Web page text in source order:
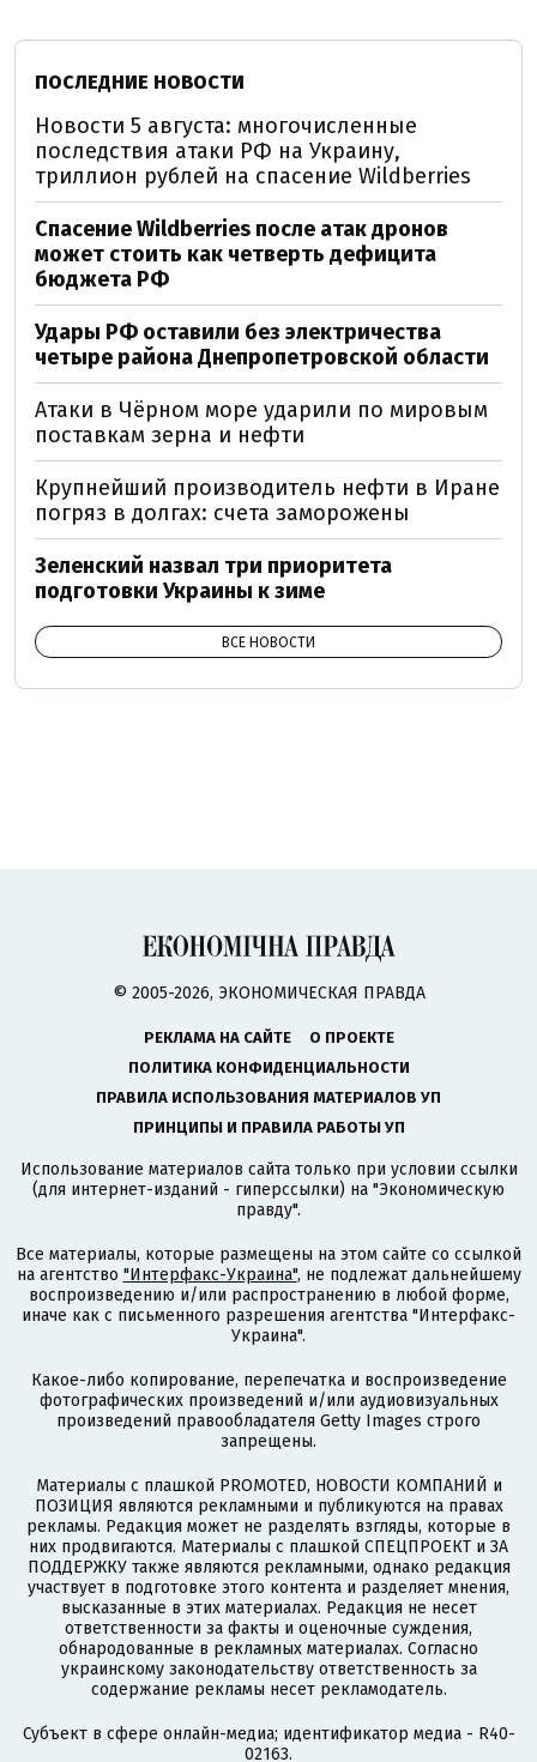
ПОСЛЕДНИЕ НОВОСТИ
Новости 5 августа: многочисленные
последствия атаки РФ на Украину,
триллион рублей на спасение Wildberries
Спасение Wildberries после атак дронов
может стоить как четверть дефицита
бюджета РФ
Удары РФ оставили без электричества
четыре района Днепропетровской области
Атаки в Чёрном море ударили по мировым
поставкам зерна и нефти
Крупнейший производитель нефти в Иране
погряз в долгах: счета заморожены
Зеленский назвал три приоритета
подготовки Украины к зиме
ВСЕ НОВОСТИ
© 2005-2026, ЭКОНОМИЧЕСКАЯ ПРАВДА
РЕКЛАМА НА САЙТЕ
О ПРОЕКТЕ
ПОЛИТИКА КОНФИДЕНЦИАЛЬНОСТИ
ПРАВИЛА ИСПОЛЬЗОВАНИЯ МАТЕРИАЛОВ УП
ПРИНЦИПЫ И ПРАВИЛА РАБОТЫ УП
Использование материалов сайта только при условии ссылки
(для интернет-изданий - гиперссылки) на "Экономическую
правду".
Все материалы, которые размещены на этом сайте со ссылкой
на агентство "Интерфакс-Украина", не подлежат дальнейшему
воспроизведению и/или распространению в любой форме,
иначе как с письменного разрешения агентства "Интерфакс-
Украина".
Какое-либо копирование, перепечатка и воспроизведение
фотографических произведений и/или аудиовизуальных
произведений правообладателя Getty Images строго
запрещены.
Материалы с плашкой PROMOTED, НОВОСТИ КОМПАНИЙ и
ПОЗИЦИЯ являются рекламными и публикуются на правах
рекламы. Редакция может не разделять взгляды, которые в
них продвигаются. Материалы с плашкой СПЕЦПРОЕКТ и ЗА
ПОДДЕРЖКУ также являются рекламными, однако редакция
участвует в подготовке этого контента и разделяет мнения,
высказанные в этих материалах. Редакция не несет
ответственности за факты и оценочные суждения,
обнародованные в рекламных материалах. Согласно
украинскому законодательству ответственность за
содержание рекламы несет рекламодатель.
Субъект в сфере онлайн-медиа; идентификатор медиа - R40-
02163.